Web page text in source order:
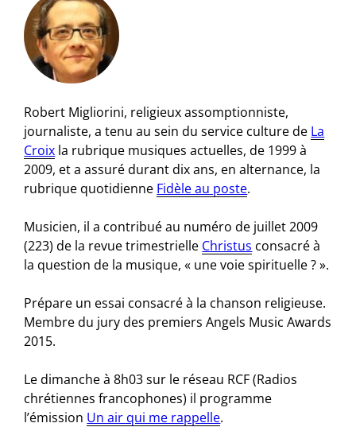
Robert Migliorini, religieux assomptionniste,
journaliste, a tenu au sein du service culture de La
Croix la rubrique musiques actuelles, de 1999 à
2009, et a assuré durant dix ans, en alternance, la
rubrique quotidienne Fidèle au poste.
Musicien, il a contribué au numéro de juillet 2009
(223) de la revue trimestrielle Christus consacré à
la question de la musique, « une voie spirituelle ? ».
Prépare un essai consacré à la chanson religieuse.
Membre du jury des premiers Angels Music Awards
2015.
Le dimanche à 8h03 sur le réseau RCF (Radios
chrétiennes francophones) il programme
l’émission Un air qui me rappelle.